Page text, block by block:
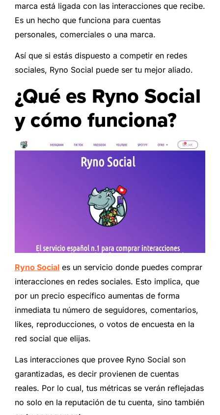
marca está ligada con las interacciones que recibe.
Es un hecho que funciona para cuentas
personales, comerciales o una marca.
Así que si estás dispuesto a competir en redes
sociales, Ryno Social puede ser tu mejor aliado.
¿Qué es Ryno Social
y cómo funciona?
Ryno Social es un servicio donde puedes comprar
interacciones en redes sociales. Esto implica, que
por un precio específico aumentas de forma
inmediata tu número de seguidores, comentarios,
likes, reproducciones, o votos de encuesta en la
red social que elijas.
Las interacciones que provee Ryno Social son
garantizadas, es decir provienen de cuentas
reales. Por lo cual, tus métricas se verán reflejadas
no solo en la reputación de tu cuenta, sino también